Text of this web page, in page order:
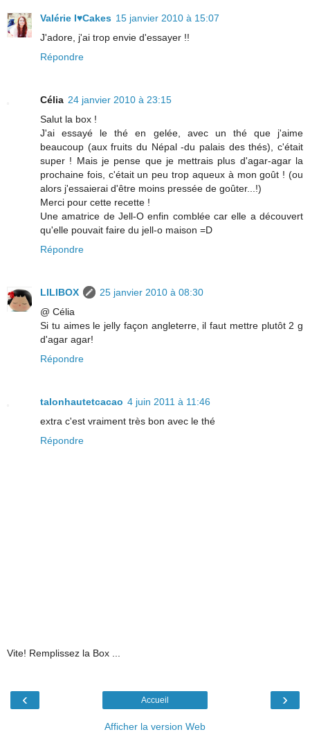
Valérie I♥Cakes 15 janvier 2010 à 15:07
J'adore, j'ai trop envie d'essayer !!
Répondre
Célia 24 janvier 2010 à 23:15
Salut la box !
J'ai essayé le thé en gelée, avec un thé que j'aime
beaucoup (aux fruits du Népal -du palais des thés), c'était
super ! Mais je pense que je mettrais plus d'agar-agar la
prochaine fois, c'était un peu trop aqueux à mon goût ! (ou
alors j'essaierai d'être moins pressée de goûter...!)
Merci pour cette recette !
Une amatrice de Jell-O enfin comblée car elle a découvert
qu'elle pouvait faire du jell-o maison =D
Répondre
LILIBOX
25 janvier 2010 à 08:30
@ Célia
Si tu aimes le jelly façon angleterre, il faut mettre plutôt 2 g
d'agar agar!
Répondre
talonhautetcacao 4 juin 2011 à 11:46
extra c'est vraiment très bon avec le thé
Répondre
Vite! Remplissez la Box ...
‹ ›
Accueil
Afficher la version Web